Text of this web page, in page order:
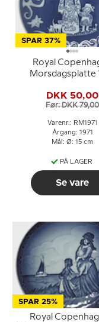
SPAR 37%
Royal
Morsdagsplatte
DKK 50,00
Før: DKK 79,00
Varenr.: RM1971
Årgang: 1971
Mål: Ø: 15 cm
PÅ LAGER
Se vare
SPAR 25%
Royal